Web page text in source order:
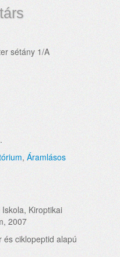
sétány 1/A
, Áramlásos
Kiroptikai
2007
ciklopeptid alapú